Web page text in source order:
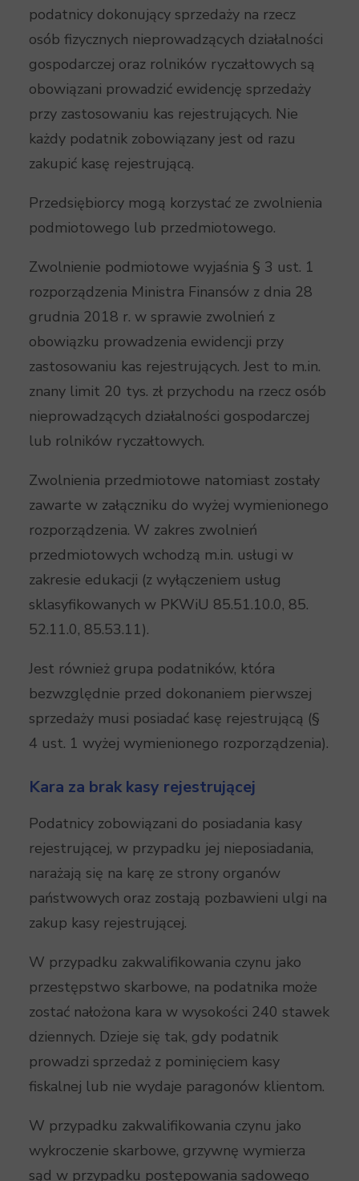
podatnicy dokonujący sprzedaży na rzecz
osób fizycznych nieprowadzących działalności
gospodarczej oraz rolników ryczałtowych są
obowiązani prowadzić ewidencję sprzedaży
przy zastosowaniu kas rejestrujących. Nie
każdy podatnik zobowiązany jest od razu
zakupić kasę rejestrującą.
Przedsiębiorcy mogą korzystać ze zwolnienia
podmiotowego lub przedmiotowego.
Zwolnienie podmiotowe wyjaśnia § 3 ust. 1
rozporządzenia Ministra Finansów z dnia 28
grudnia 2018 r. w sprawie zwolnień z
obowiązku prowadzenia ewidencji przy
zastosowaniu kas rejestrujących. Jest to m.in.
znany limit 20 tys. zł przychodu na rzecz osób
nieprowadzących działalności gospodarczej
lub rolników ryczałtowych.
Zwolnienia przedmiotowe natomiast zostały
zawarte w załączniku do wyżej wymienionego
rozporządzenia. W zakres zwolnień
przedmiotowych wchodzą m.in. usługi w
zakresie edukacji (z wyłączeniem usług
sklasyfikowanych w PKWiU 85.51.10.0, 85.
52.11.0, 85.53.11).
Jest również grupa podatników, która
bezwzględnie przed dokonaniem pierwszej
sprzedaży musi posiadać kasę rejestrującą (§
4 ust. 1 wyżej wymienionego rozporządzenia).
Kara za brak kasy rejestrującej
Podatnicy zobowiązani do posiadania kasy
rejestrującej, w przypadku jej nieposiadania,
narażają się na karę ze strony organów
państwowych oraz zostają pozbawieni ulgi na
zakup kasy rejestrującej.
W przypadku zakwalifikowania czynu jako
przestępstwo skarbowe, na podatnika może
zostać nałożona kara w wysokości 240 stawek
dziennych. Dzieje się tak, gdy podatnik
prowadzi sprzedaż z pominięciem kasy
fiskalnej lub nie wydaje paragonów klientom.
W przypadku zakwalifikowania czynu jako
wykroczenie skarbowe, grzywnę wymierza
sąd w przypadku postępowania sądowego